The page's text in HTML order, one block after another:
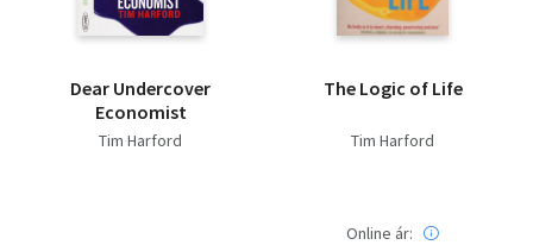
Dear Undercover
Economist
Tim Harford
The Logic of Life
Tim Harford
Online ár: